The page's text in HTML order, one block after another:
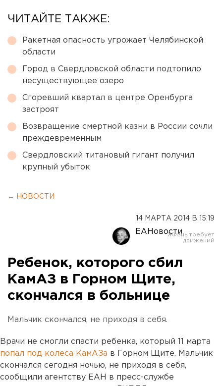
ЧИТАЙТЕ ТАКЖЕ:
Ракетная опасность угрожает Челябинской
области
Город в Свердловской области подтопило
несуществующее озеро
Сгоревший квартал в центре Оренбурга
застроят
Возвращение смертной казни в России сочли
преждевременным
Свердловский титановый гигант получил
крупный убыток
← НОВОСТИ
14 МАРТА 2014 В 15:19
ЕАНовости
Ребенок, которого сбил
КамАЗ в Горном Щите,
скончался в больнице
Мальчик скончался, не приходя в себя.
Врачи не смогли спасти ребенка, который 11 марта
попал под колеса КамАЗа в Горном Щите. Мальчик
скончался сегодня ночью, не приходя в себя,
сообщили агентству ЕАН в пресс-службе